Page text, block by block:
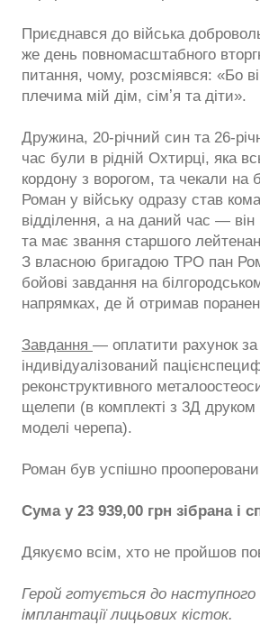
Приєднався до війська
же день повномасштабного
питання, чому, розсміявся: «Бо
плечима мій дім, сімʼя та діти».
Дружина, 20-річний син та 26-
час були в рідній Охтирці, яка
кордону з ворогом, та чекали на
Роман у війську одразу став
відділення, а на даний час —
та має звання старшого
З власною бригадою ТРО пан
бойові завдання на
напрямках, де й отримав
Завдання — оплатити рахунок за
індивідуалізований
реконструктивного
щелепи (в комплекті з 3Д друком
моделі черепа).
Роман був успішно
Сума у 23 939,00 грн зібрана і
Дякуємо всім, хто не пройшов
Герой готується до
імплантації лицьових кісток.